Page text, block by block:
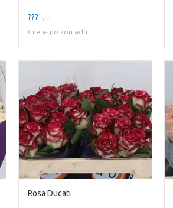
??? -,--
Cijena po komadu
Rosa Ducati